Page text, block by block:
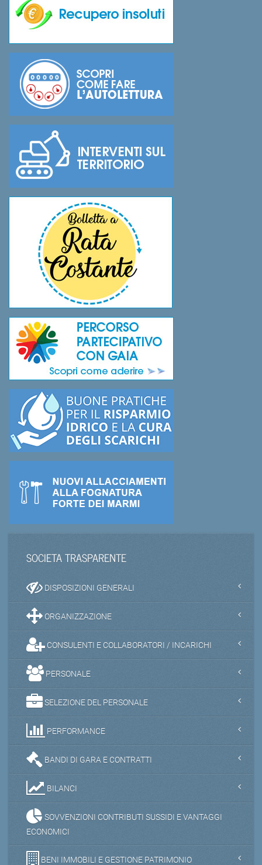
SOCIETA TRASPARENTE
DISPOSIZIONI GENERALI
ORGANIZZAZIONE
CONSULENTI E COLLABORATORI / INCARICHI
PERSONALE
SELEZIONE DEL PERSONALE
PERFORMANCE
BANDI DI GARA E CONTRATTI
BILANCI
SOVVENZIONI CONTRIBUTI SUSSIDI E VANTAGGI
ECONOMICI
BENI IMMOBILI E GESTIONE PATRIMONIO